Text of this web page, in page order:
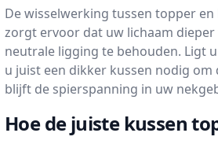
De wisselwerking tussen topper
zorgt ervoor dat uw lichaam
neutrale ligging te behouden. Ligt
u juist een dikker kussen nodig
blijft de spierspanning in uw
Hoe de juiste kussen